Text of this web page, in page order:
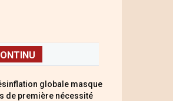
globale masque
de première nécessité